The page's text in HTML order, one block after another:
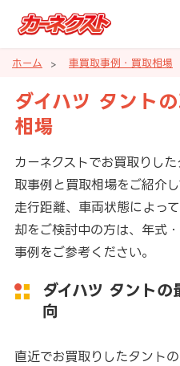
ホーム 車買取事例・買取相場
ダイハツ タント
相場
カーネクストでお買取りし
取事例と買取相場をご紹介
走行距離、車両状態によっ
却をご検討中の方は、年式
事例をご参考ください。
ダイハツ タントの
向
直近でお買取りしたタント